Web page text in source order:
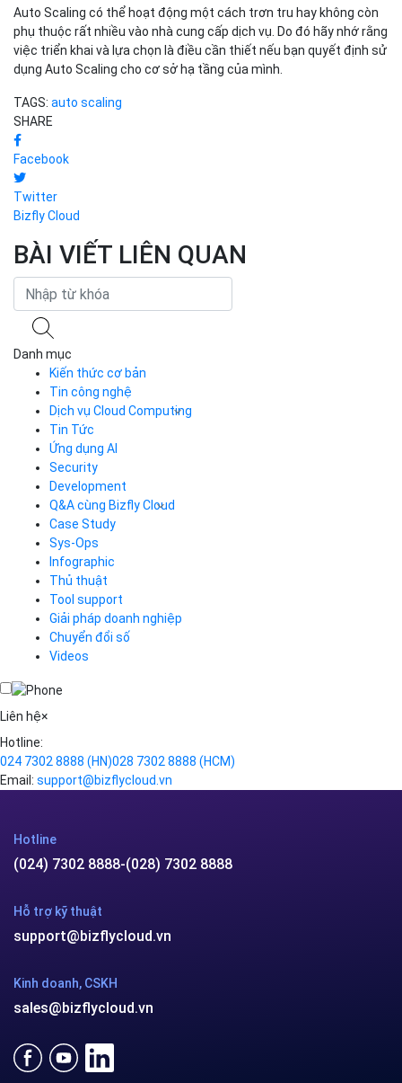
Auto Scaling có thể hoạt động một cách trơn tru hay không còn
phụ thuộc rất nhiều vào nhà cung cấp dịch vụ. Do đó hãy nhớ rằng
việc triển khai và lựa chọn là điều cần thiết nếu bạn quyết định sử
dụng Auto Scaling cho cơ sở hạ tầng của mình.
TAGS: auto scaling
SHARE
Facebook
Twitter
Bizfly Cloud
BÀI VIẾT LIÊN QUAN
Danh mục
Kiến thức cơ bản
Tin công nghệ
Dịch vụ Cloud Computing
Cloud Server
CDN
Load Balancer
Auto Scaling
Container Registry
Kubernetes
Cloud Database
Call Center
Business Email
Simple Storage
VOD
VPN
Traffic Manager
Cloud VPS
Videos
Tin Tức
Ứng dụng AI
Security
Development
Q&A cùng Bizfly Cloud
Q&A về Bizfly Cloud Server
Thao tác kết nối tới server
Videos
Q&A về Bizfly Business Email
Videos
Case Study
Sys-Ops
Infographic
Thủ thuật
Tool support
Giải pháp doanh nghiệp
Chuyển đổi số
Videos
Liên hệ×
Hotline:
024 7302 8888 (HN)028 7302 8888 (HCM)
Email: support@bizflycloud.vn
Hotline
(024) 7302 8888-(028) 7302 8888
Hỗ trợ kỹ thuật
support@bizflycloud.vn
Kinh doanh, CSKH
sales@bizflycloud.vn